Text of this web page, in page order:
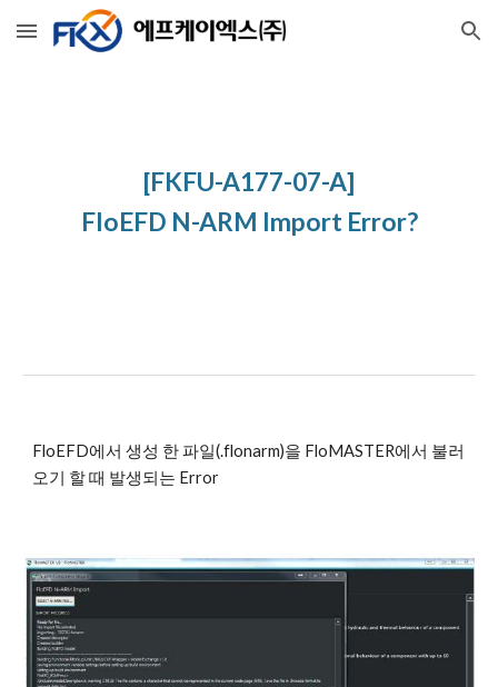
Skip to main content Skip to navigation
[FKFU-A177-07-A]
FloEFD N-ARM Import Error?
FloEFD에서 생성 한 파일(.flonarm)을 FloMASTER에서 불러
오기 할 때 발생되는 Error